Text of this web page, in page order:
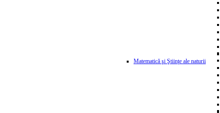
Matematică şi Ştiinţe ale naturii